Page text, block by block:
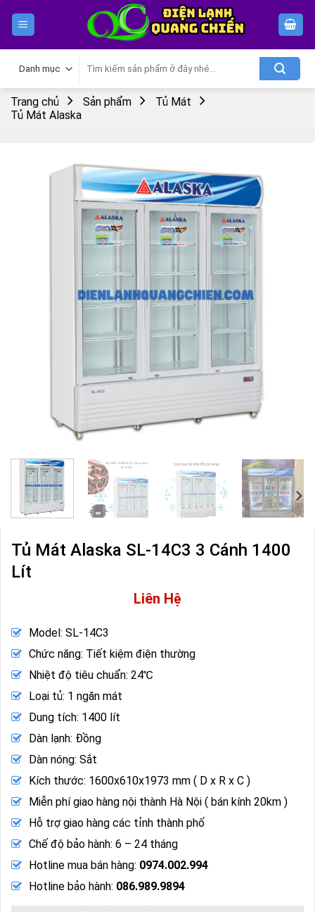
kiếm:
Trang chủ Sản phẩm
Tủ Mát
Tủ Mát Alaska
Tủ Mát Alaska SL-14C3 3 Cánh 1400
Lít
Liên Hệ
Model: SL-14C3
Chức năng: Tiết kiệm điện thường
Nhiệt độ tiêu chuẩn: 24℃
Loại tủ: 1 ngăn mát
Dung tích: 1400 lít
Dàn lạnh: Đồng
Dàn nóng: Sắt
Kích thước: 1600x610x1973 mm ( D x R x C )
Miễn phí giao hàng nội thành Hà Nội ( bán kính 20km )
Hỗ trợ giao hàng các tỉnh thành phố
Chế độ bảo hành: 6 – 24 tháng
Hotline mua bán hàng: 0974.002.994
Hotline bảo hành: 086.989.9894